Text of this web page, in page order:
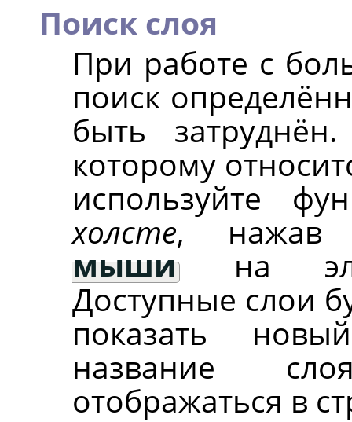
Поиск слоя
При работе с
поиск
быть
которому
используйте
холсте,
мыши
на
Доступные слои
показать
название
отображаться в